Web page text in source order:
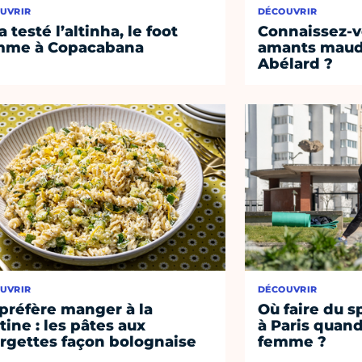
testé l’altinha, le foot
à Copacabana
manger à la
: les pâtes aux
façon bolognaise
DÉCOUVRIR
Connaissez-
amants
Abélard ?
DÉCOUVRIR
Où faire du
à Paris
femme ?